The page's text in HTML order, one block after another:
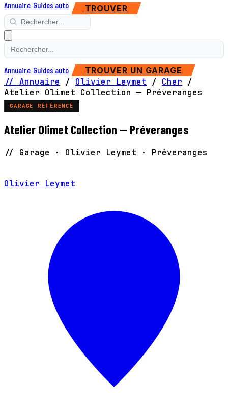
Annuaire Guides auto TROUVER
Annuaire Guides auto TROUVER UN GARAGE
// Annuaire / Olivier Leymet / Cher
/
Atelier Olimet Collection — Préveranges
GARAGE RÉFÉRENCÉ
Atelier Olimet Collection — Préveranges
// Garage · Olivier Leymet · Préveranges
Olivier Leymet